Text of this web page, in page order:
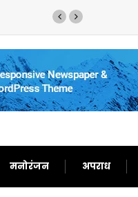
मनोरंजन अपराध